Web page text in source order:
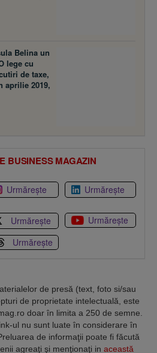
Belina un
lege cu
de taxe,
aprilie 2019,
BUSINESS MAGAZIN
Urmărește Urmărește
Urmărește
Urmărește
Urmărește
de presă (text, foto si/sau
de proprietate intelectuală, este
doar în limita a 250 de semne.
ul nu sunt luate în considerare în
de informaţii poate fi făcută
agreaţi şi menţionaţi in această